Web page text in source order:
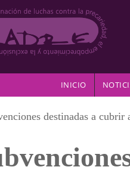
INICIO
usted aquí
destinadas a